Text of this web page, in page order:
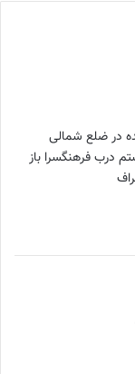
در ضلع شمالی
درب فرهنگسرا باز